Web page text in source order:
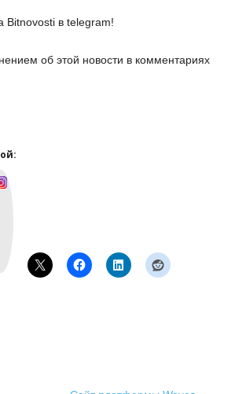
Bitnovosti в telegram!
об этой новости в комментариях